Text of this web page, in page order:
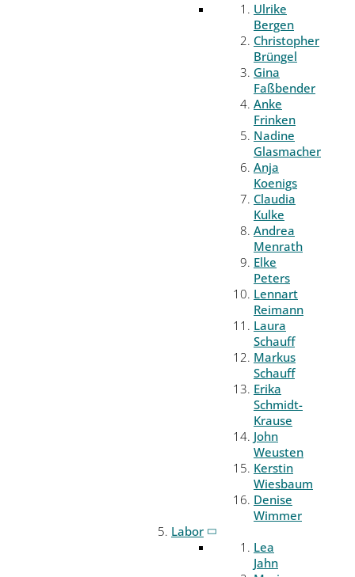
Ulrike
Bergen
Christopher
Brüngel
Gina
Faßbender
Anke
Frinken
Nadine
Glasmacher
Anja
Koenigs
Claudia
Kulke
Andrea
Menrath
Elke
Peters
Lennart
Reimann
Laura
Schauff
Markus
Schauff
Erika
Schmidt-
Krause
John
Weusten
Kerstin
Wiesbaum
Denise
Wimmer
Labor
Lea
Jahn